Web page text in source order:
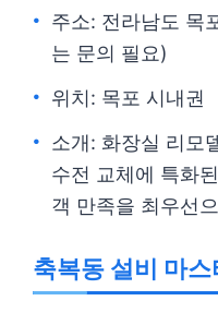
주소: 전라남도 목
는 문의 필요)
위치: 목포 시내권
소개: 화장실 리모
수전 교체에 특화
객 만족을 최우선
축복동 설비 마스